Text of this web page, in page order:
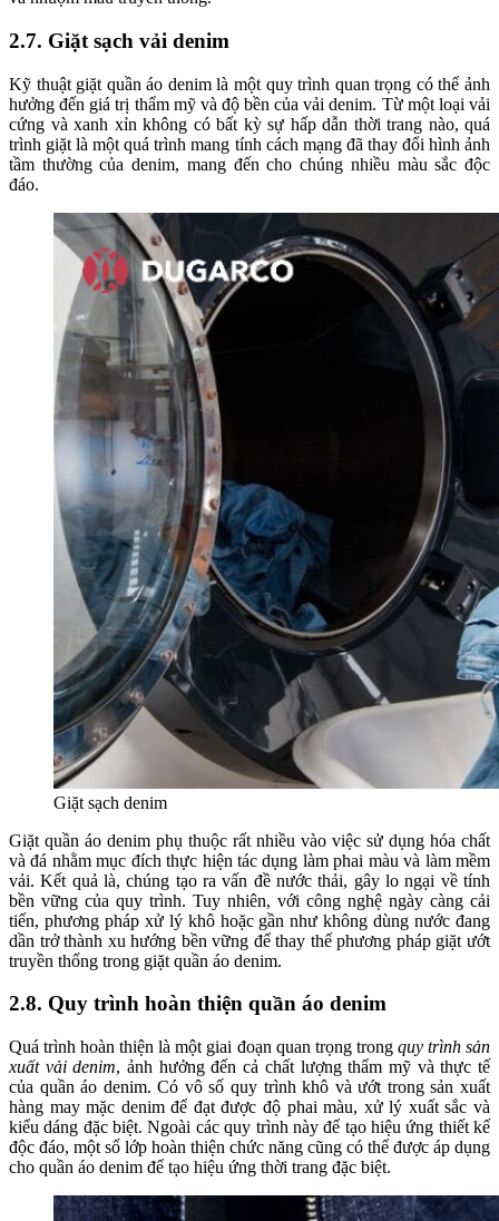
2.7. Giặt sạch vải denim
Kỹ thuật giặt quần áo denim là một quy trình quan trọng có thể ảnh
hưởng đến giá trị thẩm mỹ và độ bền của vải denim. Từ một loại vải
cứng và xanh xỉn không có bất kỳ sự hấp dẫn thời trang nào, quá
trình giặt là một quá trình mang tính cách mạng đã thay đổi hình ảnh
tầm thường của denim, mang đến cho chúng nhiều màu sắc độc
đáo.
Giặt sạch denim
Giặt quần áo denim phụ thuộc rất nhiều vào việc sử dụng hóa chất
và đá nhằm mục đích thực hiện tác dụng làm phai màu và làm mềm
vải. Kết quả là, chúng tạo ra vấn đề nước thải, gây lo ngại về tính
bền vững của quy trình. Tuy nhiên, với công nghệ ngày càng cải
tiến, phương pháp xử lý khô hoặc gần như không dùng nước đang
dần trở thành xu hướng bền vững để thay thế phương pháp giặt ướt
truyền thống trong giặt quần áo denim.
2.8. Quy trình hoàn thiện quần áo denim
Quá trình hoàn thiện là một giai đoạn quan trọng trong quy trình sản
xuất vải denim, ảnh hưởng đến cả chất lượng thẩm mỹ và thực tế
của quần áo denim. Có vô số quy trình khô và ướt trong sản xuất
hàng may mặc denim để đạt được độ phai màu, xử lý xuất sắc và
kiểu dáng đặc biệt. Ngoài các quy trình này để tạo hiệu ứng thiết kế
độc đáo, một số lớp hoàn thiện chức năng cũng có thể được áp dụng
cho quần áo denim để tạo hiệu ứng thời trang đặc biệt.